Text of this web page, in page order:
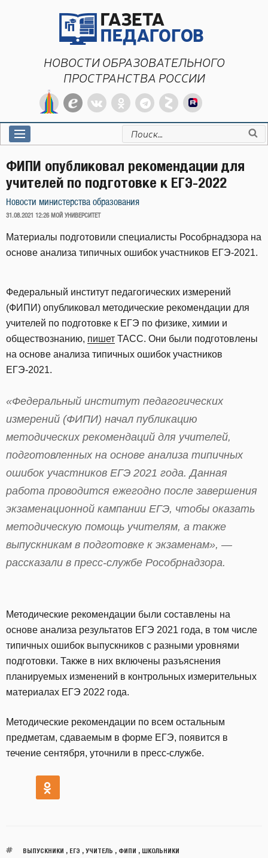
НОВОСТИ ОБРАЗОВАТЕЛЬНОГО
ПРОСТРАНСТВА РОССИИ
Искать:
ФИПИ опубликовал рекомендации для
учителей по подготовке к ЕГЭ-2022
Новости министерства образования
ОПУБЛИКОВАНО
31.08.2021 12:26 МОЙ УНИВЕРСИТЕТ
Материалы подготовили специалисты Рособрнадзора на
основе анализа типичных ошибок участников ЕГЭ-2021.
Федеральный институт педагогических измерений
(ФИПИ) опубликовал методические рекомендации для
учителей по подготовке к ЕГЭ по физике, химии и
обществознанию, пишет ТАСС. Они были подготовлены
на основе анализа типичных ошибок участников
ЕГЭ-2021.
«Федеральный институт педагогических
измерений (ФИПИ) начал публикацию
методических рекомендаций для учителей,
подготовленных на основе анализа типичных
ошибок участников ЕГЭ 2021 года. Данная
работа проводится ежегодно после завершения
экзаменационной кампании ЕГЭ, чтобы оказать
методическую помощь учителям, а также
выпускникам в подготовке к экзаменам», —
рассказали в пресс-службе Рособрнадзора.
Методические рекомендации были составлены на
основе анализа результатов ЕГЭ 2021 года, в том числе
типичных ошибок выпускников с разными уровнями
подготовки. Также в них включены разъяснения
планируемых изменений в контрольных измерительных
материалах ЕГЭ 2022 года.
Методические рекомендации по всем остальным
предметам, сдаваемым в форме ЕГЭ, появится в
течение сентября, уточнили в пресс-службе.
ВЫПУСКНИКИ ЕГЭ УЧИТЕЛЬ ФИПИ ШКОЛЬНИКИ